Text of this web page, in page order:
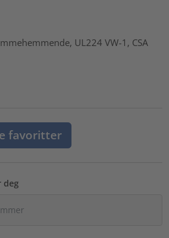
UL224 VW-1, CSA
favoritter
deg